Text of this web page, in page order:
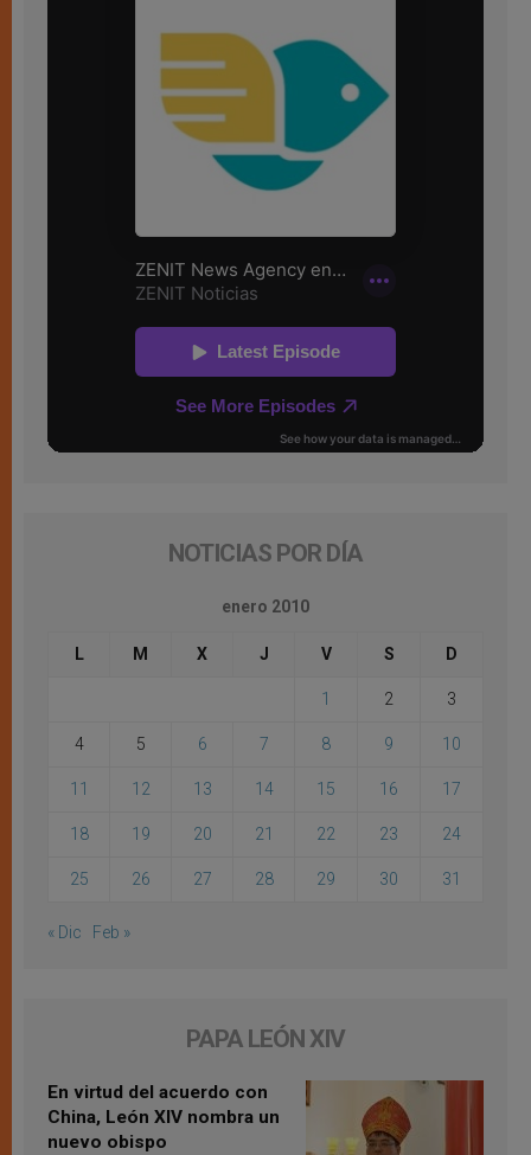
NOTICIAS POR DÍA
enero 2010
L M X J V S D
1 2 3
4 5 6 7 8 9 10
11 12 13 14 15 16 17
18 19 20 21 22 23 24
25 26 27 28 29 30 31
« Dic Feb »
PAPA LEÓN XIV
En virtud del acuerdo con
China, León XIV nombra un
nuevo obispo